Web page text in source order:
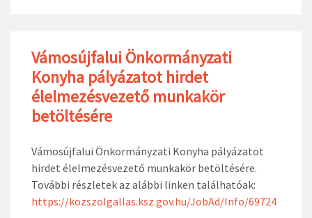
Vámosújfalui Önkormányzati
Konyha pályázatot hirdet
élelmezésvezető munkakör
betöltésére
Vámosújfalui Önkormányzati Konyha pályázatot
hirdet élelmezésvezető munkakör betöltésére.
További részletek az alábbi linken találhatóak:
https://kozszolgallas.ksz.gov.hu/JobAd/Info/69724